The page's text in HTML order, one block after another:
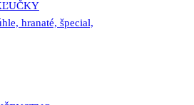
hranaté, špecial,